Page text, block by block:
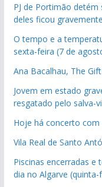
PJ de Portimão
deles ficou
O tempo e a
sexta-feira (7 de
Ana Bacalhau, The
Jovem em estado
resgatado pelo salva-
Hoje há concerto
Vila Real de Santo
Piscinas encerradas e
dia no Algarve